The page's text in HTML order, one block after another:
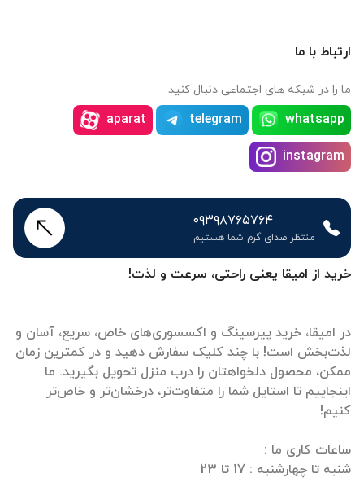
خرید از امیقا یعنی راحتی، سرعت و لذت!
در امیقا، خرید پیرسینگ و اکسسوری‌های خاص، سریع، آسان و
لذت‌بخش است! با چند کلیک سفارش دهید و در کمترین زمان
ممکن، محصول دلخواهتان را درب منزل تحویل بگیرید. ما
اینجاییم تا استایل شما را متفاوت‌تر، درخشان‌تر و خاص‌تر
ارتباط با ما
ما را در شبکه های اجتماعی دنبال کنید
whatsapp
telegram
aparat
instagram
۰۹۳۹۸۷۶۵۷۶۴
منتظر صدای گرم شما هستیم